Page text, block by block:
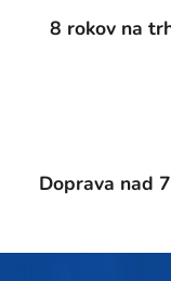
8 rokov na
Doprava nad